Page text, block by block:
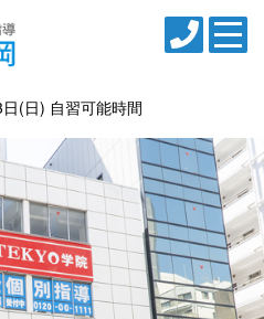
(日) 自習可能時間